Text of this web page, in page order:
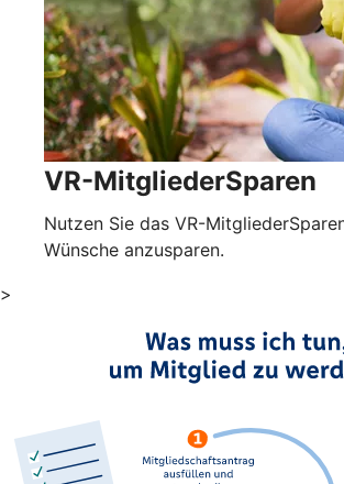
VR-MitgliederSparen
Nutzen Sie das VR-
Wünsche anzusparen.
>